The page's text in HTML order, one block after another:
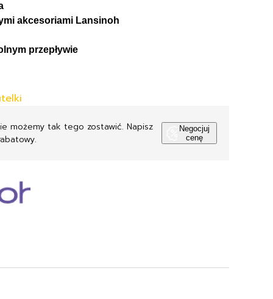
akcesoriami Lansinoh
przepływie
możemy tak tego zostawić. Napisz
Negocjuj
cenę